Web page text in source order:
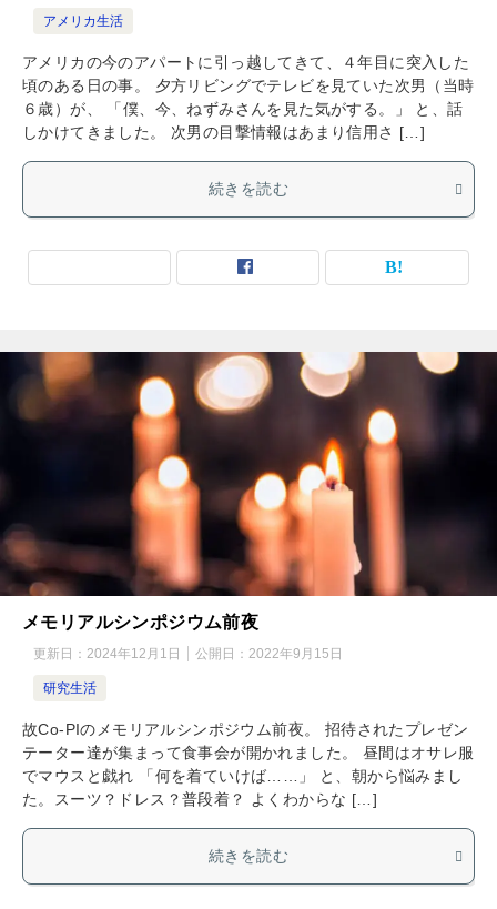
アメリカ生活
アメリカの今のアパートに引っ越してきて、４年目に突入した
頃のある日の事。 夕方リビングでテレビを見ていた次男（当時
６歳）が、 「僕、今、ねずみさんを見た気がする。」 と、話
しかけてきました。 次男の目撃情報はあまり信用さ […]
続きを読む
メモリアルシンポジウム前夜
更新日： 2024年12月1日 公開日： 2022年9月15日
研究生活
故Co-PIのメモリアルシンポジウム前夜。 招待されたプレゼン
テーター達が集まって食事会が開かれました。 昼間はオサレ服
でマウスと戯れ 「何を着ていけば……」 と、朝から悩みまし
た。スーツ？ドレス？普段着？ よくわからな […]
続きを読む